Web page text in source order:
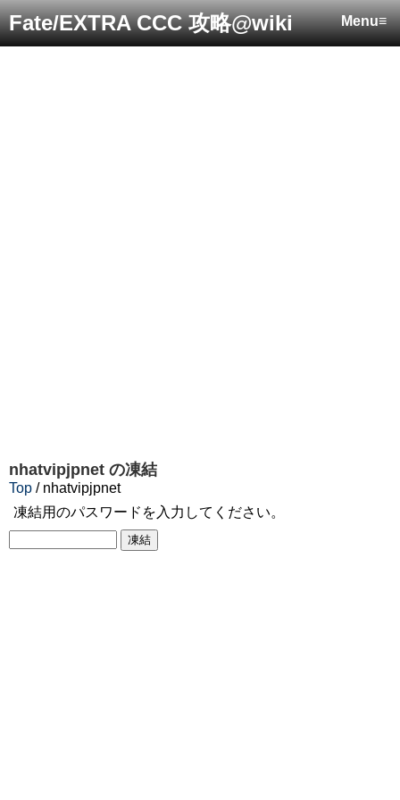
Menu≡
Fate/EXTRA CCC 攻略@wiki
nhatvipjpnet の凍結
Top / nhatvipjpnet
凍結用のパスワードを入力してください。